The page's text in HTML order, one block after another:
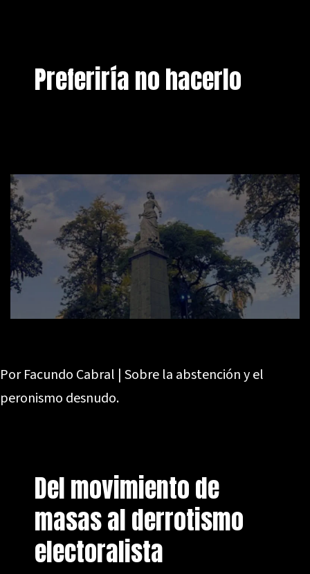
Preferiría no hacerlo
Por Facundo Cabral | Sobre la abstención y el
peronismo desnudo.
Del movimiento de
masas al derrotismo
electoralista